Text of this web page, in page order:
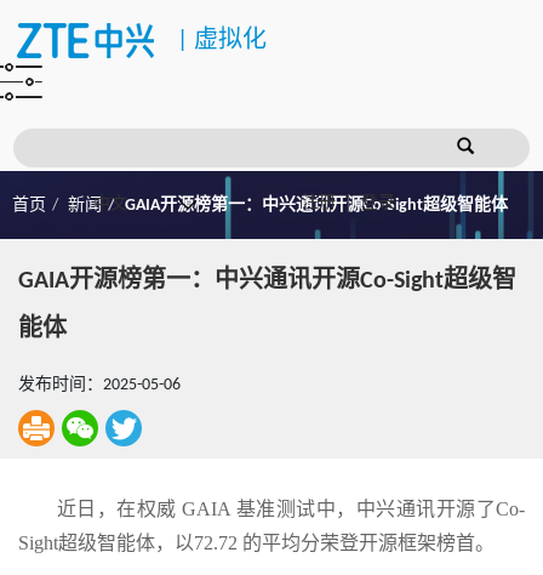
虚拟化
注册 登录
首页 新闻 GAIA开源榜第一：中兴通讯开源Co-Sight超级智能体
GAIA开源榜第一：中兴通讯开源Co-Sight超级智
能体
发布时间：2025-05-06
近日，在权威 GAIA 基准测试中，中兴通讯开源了Co-
Sight超级智能体，以72.72 的平均分荣登开源框架榜首。